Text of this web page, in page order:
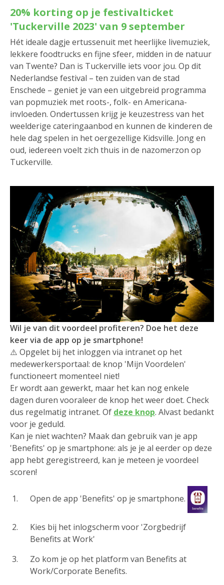
20% korting op je festivalticket
'Tuckerville 2023' van 9 september
Hét ideale dagje ertussenuit met heerlijke livemuziek,
lekkere foodtrucks en fijne sfeer, midden in de natuur
van Twente? Dan is Tuckerville iets voor jou. Op dit
Nederlandse festival – ten zuiden van de stad
Enschede – geniet je van een uitgebreid programma
van popmuziek met roots-, folk- en Americana-
invloeden. Ondertussen krijg je keuzestress van het
weelderige cateringaanbod en kunnen de kinderen de
hele dag spelen in het oergezellige Kidsville. Jong en
oud, iedereen voelt zich thuis in de nazomerzon op
Tuckerville.
Wil je van dit voordeel profiteren? Doe het deze
keer via de app op je smartphone!
⚠️ Opgelet bij het inloggen via intranet op het
medewerkersportaal: de knop 'Mijn Voordelen'
functioneert momenteel niet!
Er wordt aan gewerkt, maar het kan nog enkele
dagen duren vooraleer de knop het weer doet. Check
dus regelmatig intranet. Of deze knop. Alvast bedankt
voor je geduld.
Kan je niet wachten? Maak dan gebruik van je app
'Benefits' op je smartphone: als je je al eerder op deze
app hebt geregistreerd, kan je meteen je voordeel
scoren!
Open de app 'Benefits' op je smartphone.
Kies bij het inlogscherm voor 'Zorgbedrijf
Benefits at Work'
Zo kom je op het platform van Benefits at
Work/Corporate Benefits.